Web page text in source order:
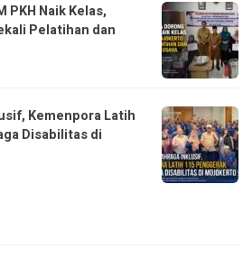
PKH Naik Kelas,
Pelatihan dan
Kemenpora Latih
Disabilitas di